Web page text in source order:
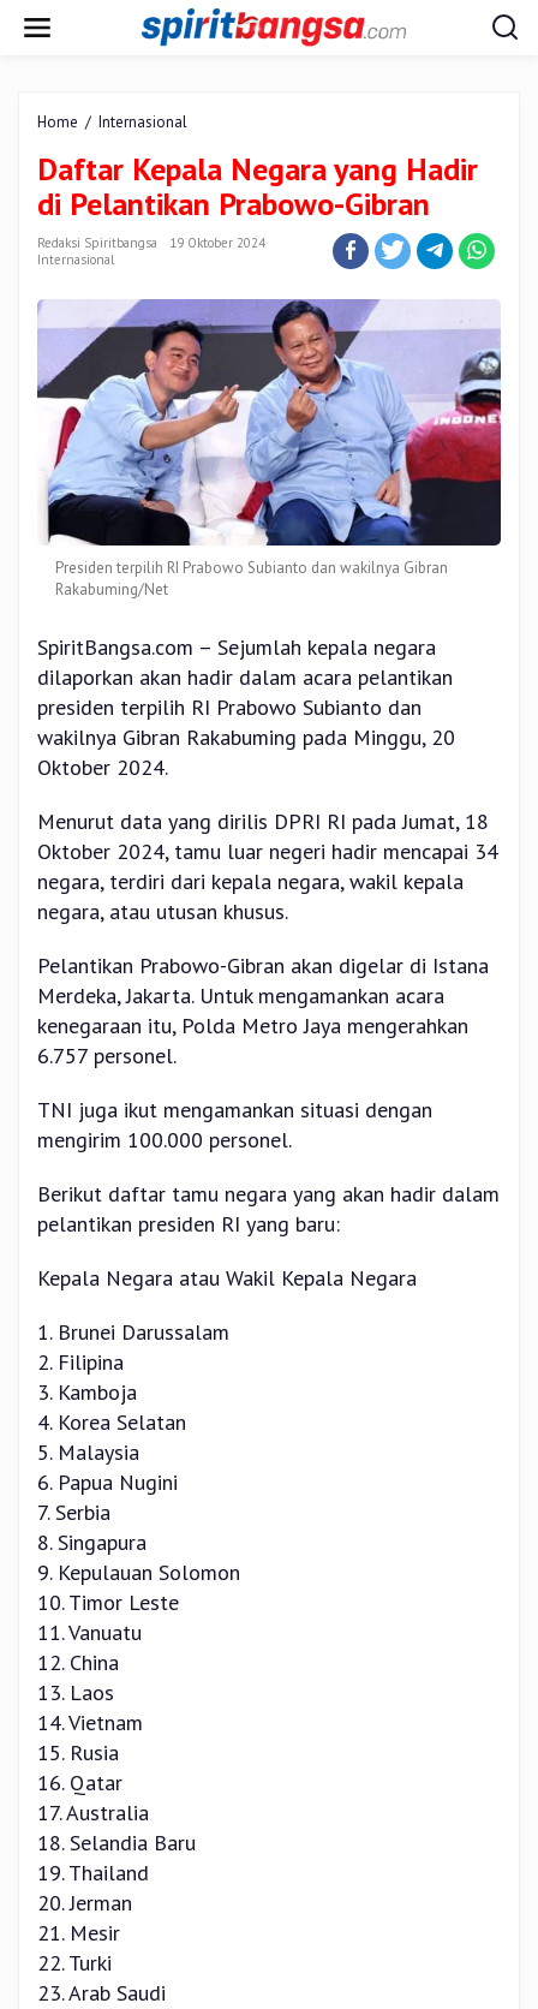
Home / Internasional
Negara
Hadir
di
Gibran
Daftar Kepala Negara yang Hadir
di Pelantikan Prabowo-Gibran
Redaksi Spiritbangsa
19 Oktober 2024
Internasional
Presiden terpilih RI Prabowo Subianto dan wakilnya Gibran
Rakabuming/Net
SpiritBangsa.com – Sejumlah kepala negara
dilaporkan akan hadir dalam acara pelantikan
presiden terpilih RI Prabowo Subianto dan
wakilnya Gibran Rakabuming pada Minggu, 20
Oktober 2024.
Menurut data yang dirilis DPRI RI pada Jumat, 18
Oktober 2024, tamu luar negeri hadir mencapai 34
negara, terdiri dari kepala negara, wakil kepala
negara, atau utusan khusus.
Pelantikan Prabowo-Gibran akan digelar di Istana
Merdeka, Jakarta. Untuk mengamankan acara
kenegaraan itu, Polda Metro Jaya mengerahkan
6.757 personel.
TNI juga ikut mengamankan situasi dengan
mengirim 100.000 personel.
Berikut daftar tamu negara yang akan hadir dalam
pelantikan presiden RI yang baru:
Kepala Negara atau Wakil Kepala Negara
1. Brunei Darussalam
2. Filipina
3. Kamboja
4. Korea Selatan
5. Malaysia
6. Papua Nugini
7. Serbia
8. Singapura
9. Kepulauan Solomon
10. Timor Leste
11. Vanuatu
12. China
13. Laos
14. Vietnam
15. Rusia
16. Qatar
17. Australia
18. Selandia Baru
19. Thailand
20. Jerman
21. Mesir
22. Turki
23. Arab Saudi